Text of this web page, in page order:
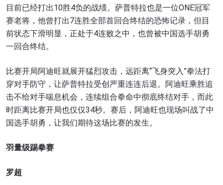
目前已经打出10胜4负的战绩。萨普特拉也是一位ONE冠军
赛老将，他曾打出7连胜全部首回合终结的恐怖记录，但目
前状态下滑明显，正处于4连败之中，也曾被中国选手胡勇
一回合终结。
比赛开局阿迪旺就展开猛烈攻击，远距离“飞身突入”拳法打
穿对手防守，让萨普特拉受创严重连连后退。阿迪旺乘胜追
击不给对手喘息机会，连续组合拳命中彻底终结对手，而此
时距离比赛开局也仅仅34秒。赛后，阿迪旺也现场叫战了中
国选手胡勇，让我们期待这场比赛的发生。
羽量级踢拳赛
罗超
赛事
名字
订阅
提交此表格签署弹出免责声明，即表示您同意我们
的隐私政策，我们将收集、使用和披露您的信息。
您可以随时取消订阅这些信息。